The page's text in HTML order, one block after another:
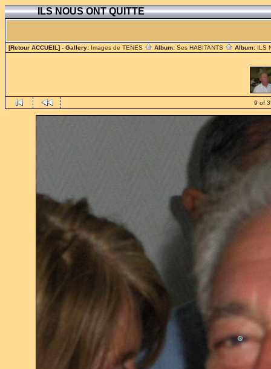
ILS NOUS ONT QUITTE
[Retour ACCUEIL] - Gallery: Images de TENES Album: Ses HABITANTS Album: ILS
9 of